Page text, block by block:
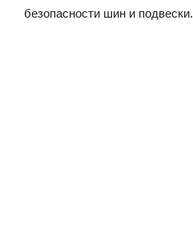
безопасности шин и подвески.